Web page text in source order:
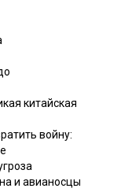
китайская
войну:
и авианосцы